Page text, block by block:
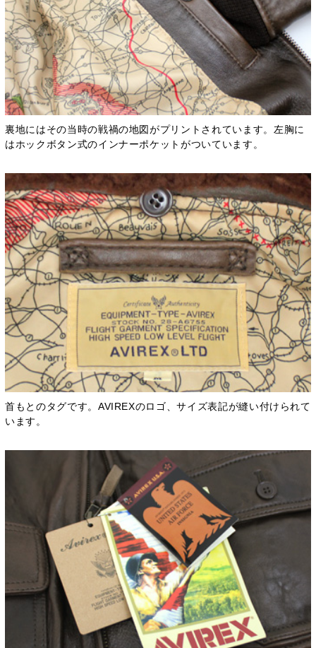
裏地にはその当時の戦禍の地図がプリントされています。左胸に
はホックボタン式のインナーポケットがついています。
首もとのタグです。AVIREXのロゴ、サイズ表記が縫い付けられて
います。